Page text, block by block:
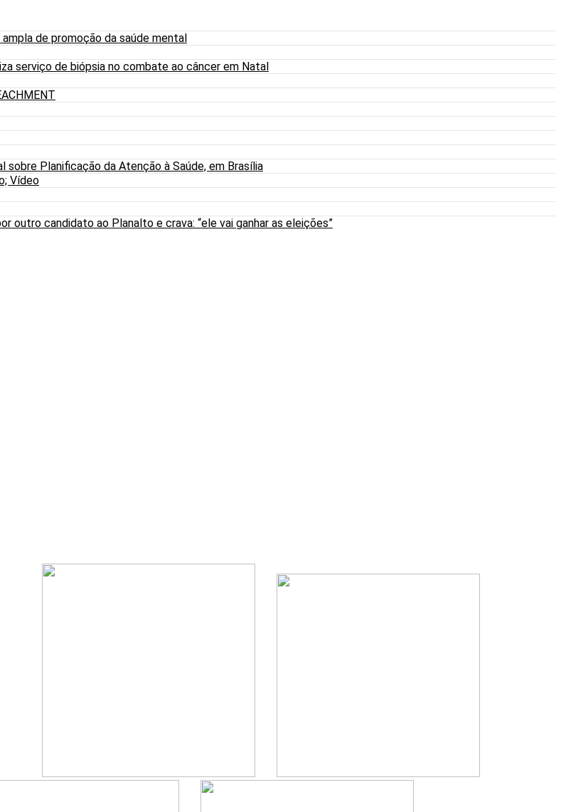
de promoção da saúde mental
serviço de biópsia no combate ao câncer em Natal
Planificação da Atenção à Saúde, em Brasília
Vídeo
outro candidato ao Planalto e crava: “ele vai ganhar as eleições”